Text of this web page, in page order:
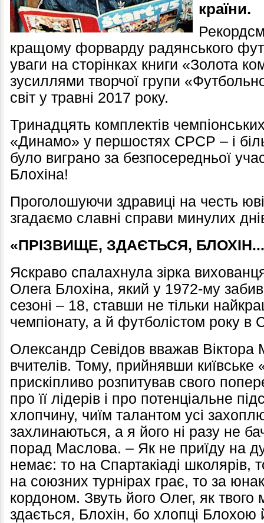
країни.
кращому форварду радянського
уваги на сторінках книги «Золота
зусиллями творчої групи
світ у травні 2017 року.
Тринадцять комплектів
«Динамо» у першостях СРСР – і
було виграно за безпосередньої
Блохіна!
Проголошуючи здравиці на честь
згадаємо славні справи минулих
«ПРІЗВИЩЕ, ЗДАЄТЬСЯ,
Яскраво спалахнула зірка
Олега Блохіна, який у 1972-му
сезоні – 18, ставши не тільки
чемпіонату, а й футболістом року в
Олександр Севідов вважав Віктора
вчителів. Тому, прийнявши
прискіпливо розпитував свого
про її лідерів і про потенціальне
хлопчину, чиїм талантом усі
захлинаються, а я його ні разу не
порад Маслова. – Як не приїду на
немає: то на Спартакіаді школярів,
на союзних турнірах грає, то за
кордоном. Звуть його Олег, як
здається, Блохін, бо хлопці Блохою